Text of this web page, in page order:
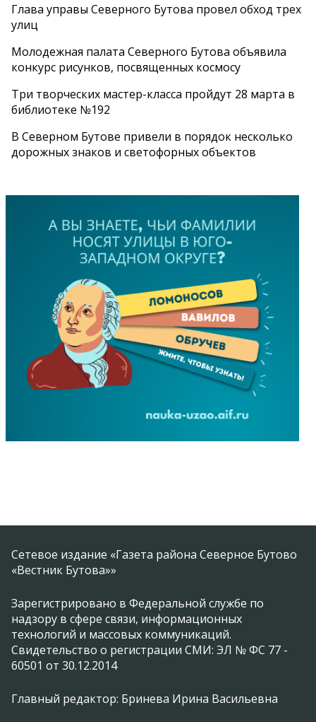
Глава управы Северного Бутова провел обход трех
улиц
Молодежная палата Северного Бутова объявила
конкурс рисунков, посвященных космосу
Три творческих мастер-класса пройдут 28 марта в
библиотеке №192
В Северном Бутове привели в порядок несколько
дорожных знаков и светофорных объектов
Сетевое издание «Газета района Северное Бутово
«Вестник Бутова»»
Зарегистрировано в Федеральной службе по
надзору в сфере связи, информационных
технологий и массовых коммуникаций.
Свидетельство о регистрации СМИ: ЭЛ № ФС 77 -
60501 от 30.12.2014
Главный редактор: Бринева Ирина Васильевна